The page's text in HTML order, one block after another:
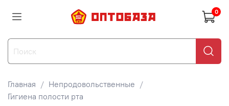
0
Главная
Непродовольственные
Гигиена полости рта